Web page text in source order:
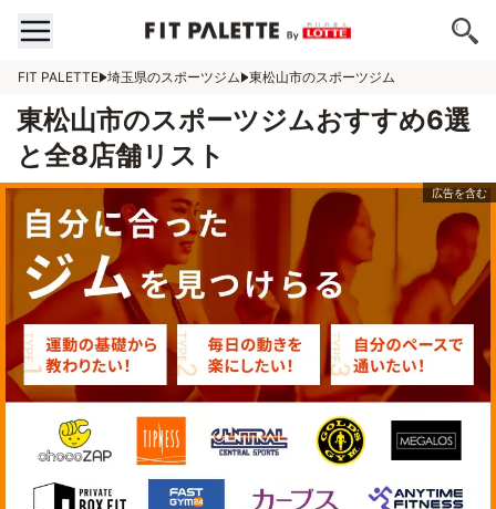
FIT PALETTE 埼玉県のスポーツジム 東松山市のスポーツジム
東松山市のスポーツジムおすすめ6選
と全8店舗リスト